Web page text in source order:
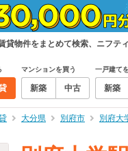
貸物件をまとめて検索、ニフテ
マンションを買う
新築 中古
一戸建て
新築
大分県 別府市 別府大